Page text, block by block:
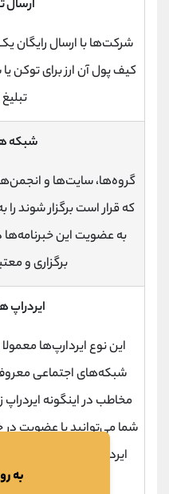
ارسال
شرکت‌ها با ارسال رایگان
کیف پول آن ارز برای توکن
شبکه
گروه‌ها، سایت‌ها و
که قرار است برگزار شوند
به عضویت این‌ خبرنامه‌ها
برگزاری و
این نوع ایردارپ‌ها
شبکه‌های اجتماعی
مخاطب در اینگونه ایردراپ‌
شما می‌توانید با عضویت در
ایردراپ دریافت کنید.
به